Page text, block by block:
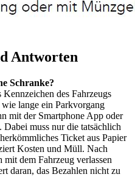
Antworten
Schranke?
des Fahrzeugs
lange ein Parkvorgang
mit der Smartphone App oder
muss nur die tatsächlich
Ticket aus Papier
Kosten und Müll. Nach
dem Fahrzeug verlassen
daran, das Bezahlen nicht zu